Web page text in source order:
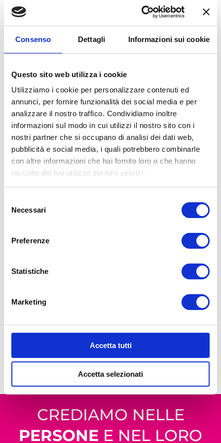
Consenso Dettagli Informazioni sui cookie
Questo sito web utilizza i cookie
Utilizziamo i cookie per personalizzare contenuti ed
annunci, per fornire funzionalità dei social media e per
analizzare il nostro traffico. Condividiamo inoltre
informazioni sul modo in cui utilizzi il nostro sito con i
nostri partner che si occupano di analisi dei dati web,
pubblicità e social media, i quali potrebbero combinarle
con altre informazioni che hai fornito loro o che hanno
raccolto dal tuo utilizzo dei loro servizi.
delNecessari
Preferenze
Statistiche
Marketing
Accetta tutti
Accetta selezionati
Quando potresti cominciare?
Perchè vorresti lavorare con noi?
privacy policy
dati per essere contattato qualora si presentassero opportunità
CREDIAMO NELLE
PERSONE E NEL LORO